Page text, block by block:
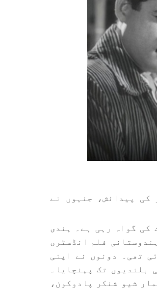
کمار کی پیدائش، جنہوں نے
واقعات کی گواہ رہی ہے۔ ہندی
فلم انڈسٹری
تھی۔ دونوں نے اپنی
بلندیوں تک پہنچایا۔
وسنت کمار شیو شنکر پادوکون،